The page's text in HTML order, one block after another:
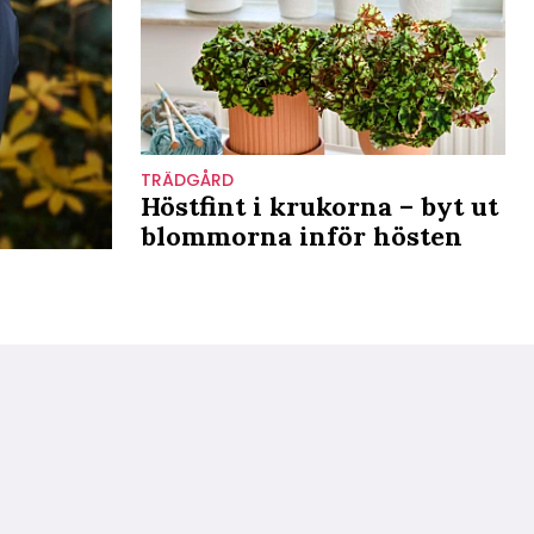
TRÄDGÅRD
Höstfint i krukorna – byt ut
blommorna inför hösten